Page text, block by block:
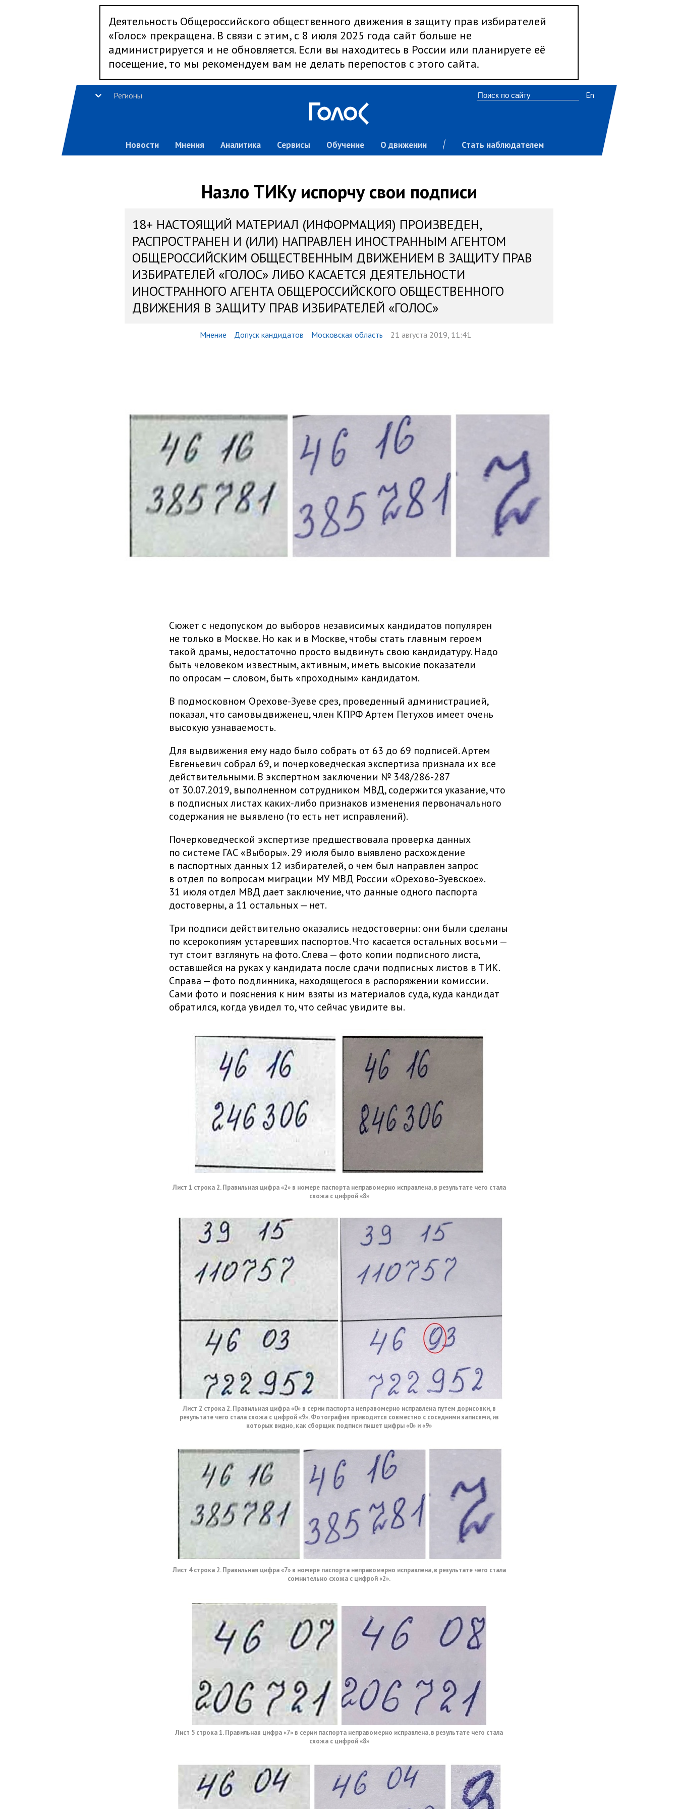
Деятельность Общероссийского общественного движения в защиту прав избирателей
«Голос» прекращена. В связи с этим, с 8 июля 2025 года сайт больше не
администрируется и не обновляется. Если вы находитесь в России или планируете её
посещение, то мы рекомендуем вам не делать перепостов с этого сайта.
Регионы
Новости Мнения Аналитика Сервисы Обучение О движении Стать наблюдателем
En
Назло ТИКу испорчу свои подписи
18+ НАСТОЯЩИЙ МАТЕРИАЛ (ИНФОРМАЦИЯ) ПРОИЗВЕДЕН,
РАСПРОСТРАНЕН И (ИЛИ) НАПРАВЛЕН ИНОСТРАННЫМ АГЕНТОМ
ОБЩЕРОССИЙСКИМ ОБЩЕСТВЕННЫМ ДВИЖЕНИЕМ В ЗАЩИТУ ПРАВ
ИЗБИРАТЕЛЕЙ «ГОЛОС» ЛИБО КАСАЕТСЯ ДЕЯТЕЛЬНОСТИ
ИНОСТРАННОГО АГЕНТА ОБЩЕРОССИЙСКОГО ОБЩЕСТВЕННОГО
ДВИЖЕНИЯ В ЗАЩИТУ ПРАВ ИЗБИРАТЕЛЕЙ «ГОЛОС»
Мнение Допуск кандидатов Московская область 21 августа 2019, 11:41
Сюжет с недопуском до выборов независимых кандидатов популярен
не только в Москве. Но как и в Москве, чтобы стать главным героем
такой драмы, недостаточно просто выдвинуть свою кандидатуру. Надо
быть человеком известным, активным, иметь высокие показатели
по опросам — словом, быть «проходным» кандидатом.
В подмосковном Орехове-Зуеве срез, проведенный администрацией,
показал, что самовыдвиженец, член КПРФ Артем Петухов имеет очень
высокую узнаваемость.
Для выдвижения ему надо было собрать от 63 до 69 подписей. Артем
Евгеньевич собрал 69, и почерковедческая экспертиза признала их все
действительными. В экспертном заключении № 348/286-287
от 30.07.2019, выполненном сотрудником МВД, содержится указание, что
в подписных листах каких-либо признаков изменения первоначального
содержания не выявлено (то есть нет исправлений).
Почерковедческой экспертизе предшествовала проверка данных
по системе ГАС «Выборы». 29 июля было выявлено расхождение
в паспортных данных 12 избирателей, о чем был направлен запрос
в отдел по вопросам миграции МУ МВД России «Орехово-Зуевское».
31 июля отдел МВД дает заключение, что данные одного паспорта
достоверны, а 11 остальных — нет.
Три подписи действительно оказались недостоверны: они были сделаны
по ксерокопиям устаревших паспортов. Что касается остальных восьми —
тут стоит взглянуть на фото. Слева — фото копии подписного листа,
оставшейся на руках у кандидата после сдачи подписных листов в ТИК.
Справа — фото подлинника, находящегося в распоряжении комиссии.
Сами фото и пояснения к ним взяты из материалов суда, куда кандидат
обратился, когда увидел то, что сейчас увидите вы.
Лист 1 строка 2. Правильная цифра «2» в номере паспорта неправомерно исправлена, в результате чего стала
схожа с цифрой «8»
Лист 2 строка 2. Правильная цифра «0» в серии паспорта неправомерно исправлена путем дорисовки, в
результате чего стала схожа с цифрой «9». Фотография приводится совместно с соседними записями, из
которых видно, как сборщик подписи пишет цифры «0» и «9»
Лист 4 строка 2. Правильная цифра «7» в номере паспорта неправомерно исправлена, в результате чего стала
сомнительно схожа с цифрой «2».
Лист 5 строка 1. Правильная цифра «7» в серии паспорта неправомерно исправлена, в результате чего стала
схожа с цифрой «8»